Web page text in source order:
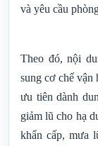
và yêu cầu
Theo đó, nội
sung cơ chế vận
ưu tiên dành
giảm lũ cho hạ
khẩn cấp, mưa